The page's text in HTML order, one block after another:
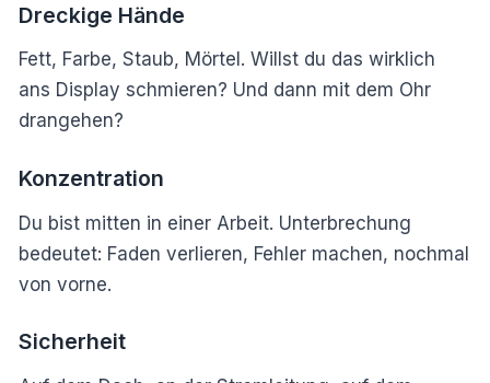
Dreckige Hände
Fett, Farbe, Staub, Mörtel. Willst du das wirklich
ans Display schmieren? Und dann mit dem Ohr
drangehen?
Konzentration
Du bist mitten in einer Arbeit. Unterbrechung
bedeutet: Faden verlieren, Fehler machen, nochmal
von vorne.
Sicherheit